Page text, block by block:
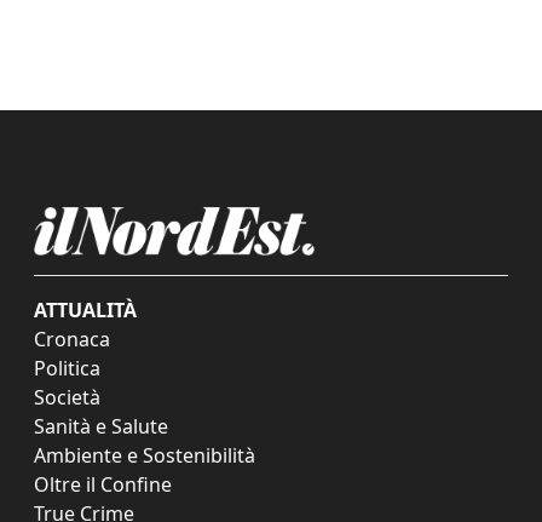
ATTUALITÀ
Cronaca
Politica
Società
Sanità e Salute
Ambiente e Sostenibilità
Oltre il Confine
True Crime